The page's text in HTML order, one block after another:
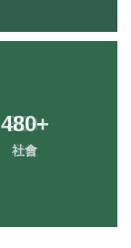
480+
社會